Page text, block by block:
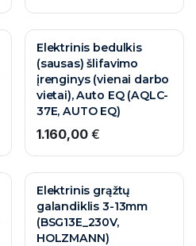
Elektrinis bedulkis
(sausas) šlifavimo
įrenginys (vienai darbo
vietai), Auto EQ (AQLC-
37E, AUTO EQ)
1.160,00€
Elektrinis grąžtų
galandiklis 3-13mm
(BSG13E_230V,
HOLZMANN)